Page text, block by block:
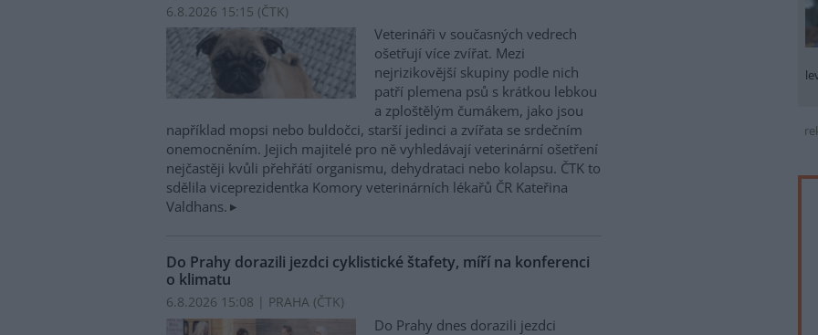
6.8.2026 15:15 (ČTK)
Veterináři v současných vedrech
ošetřují více zvířat. Mezi
nejrizikovější skupiny podle nich
patří plemena psů s krátkou lebkou
a zploštělým čumákem, jako jsou
například mopsi nebo buldočci, starší jedinci a zvířata se srdečním
onemocněním. Jejich majitelé pro ně vyhledávají veterinární ošetření
nejčastěji kvůli přehřátí organismu, dehydrataci nebo kolapsu. ČTK to
sdělila viceprezidentka Komory veterinárních lékařů ČR Kateřina
Valdhans.
Do Prahy dorazili jezdci cyklistické štafety, míří na konferenci
o klimatu
6.8.2026 15:08 | PRAHA (ČTK)
Do Prahy dnes dorazili jezdci